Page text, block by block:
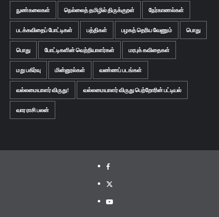
நுண்கலைகள் நெல்லைத் தமிழில் திருக்குறள் நேர்காணல்கள்
படக்கவிதைப் போட்டிகள் பத்திகள் பழகத் தெரிய வேணும் பொது
பொது போட்டிகளின் வெற்றியாளர்கள் மரபுக் கவிதைகள்
மறு பகிர்வு மின்னூல்கள் வண்ணப் படங்கள்
வல்லமையாளர் விருது! வல்லமையாளர் விருது பெற்றோரின் பட்டியல்
வார ராசி பலன்
Facebook
Twitter
Youtube